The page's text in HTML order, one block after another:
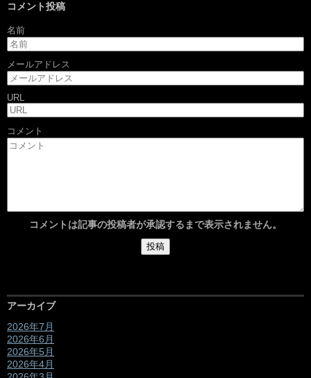
コメント投稿
名前
メールアドレス
URL
コメント
コメントは記事の投稿者が承認するまで表示されません。
アーカイブ
2026年7月
2026年6月
2026年5月
2026年4月